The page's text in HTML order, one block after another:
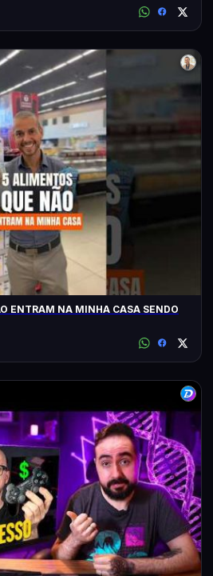
ENTRAM NA MINHA CASA SENDO